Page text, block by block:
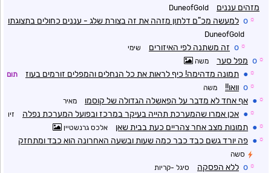
מזהים עננים
DuneofGold
☼
o למעשה מכ"ם דלתון מזהה את זה בצורת שלג - עננים כחולים בתצוגתו
DuneofGold
☼
o זה משתנה לפי האיזורים שימי
☼
o מפל סער משה
☼
● תמונה מדהימה! כיף לראות את כל הנחלים והמפלים זורמים בעוז תום
☼
o וואו!! משה
☼
● אף אחד לא מדבר על הפאשלה הגדולה של קוסמו מאיר
☼
● אכן אמרו שהמערכת תהייה בעיקר במרכז ובפועל המערכת נפלה זיו
☼
● תמונות מצב אחר צהריים כעת בבית שאן אלכס גרנשטיין
☼
● פה יורד גשם כבד כבר כמה שעות ובשעה האחרונה הוא כבד ומתחזק
סשה
☼
o ללא הפסקה סיגל -קריות